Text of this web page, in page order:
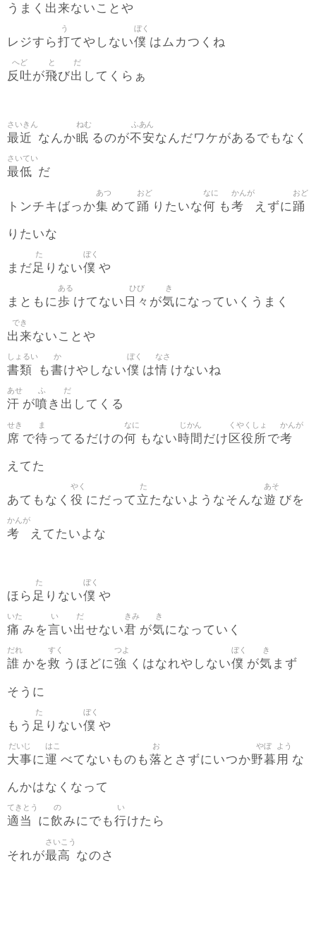
うまく 出来ないことや
レジすら打
う
てやしない僕
ぼく
はムカつくね
反吐
へど
が飛
と
び出
だ
してくらぁ
最近
さいきん
なんか眠
ねむ
るのが不安
ふあん
なんだワケがあるでもなく
最低
さいてい
だ
トンチキばっか集
あつ
めて 踊
おど
りたいな何
なに
も考
かんが
えずに踊
おど
りたいな
まだ足
た
りない僕
ぼく
や
まともに歩
ある
けてない 日々
ひび
が気
き
になっていくうまく
出来
でき
ないことや
書類
しょるい
も書
か
けやしない僕
ぼく
は情
なさ
けないね
汗
あせ
が噴
ふ
き 出
だ
してくる
席
せき
で待
ま
ってるだけの何
なに
もない時間
じかん
だけ 区役所
くやくしょ
で考
かんが
えてた
あてもなく 役
やく
にだって 立
た
たないようなそんな遊
あそ
びを
考
かんが
えてたいよな
ほら 足
た
りない僕
ぼく
や
痛
いた
みを言
い
い出
だ
せない君
きみ
が気
き
になっていく
誰
だれ
かを救
すく
うほどに強
つよ
くはなれやしない僕
ぼく
が気
き
まず
そうに
もう 足
た
りない僕
ぼく
や
大事
だいじ
に運
はこ
べてないものも落
お
とさずにいつか野暮
やぼ
用
よう
な
んかはなくなって
適当
てきとう
に飲
の
みにでも行
い
けたら
それが最高
さいこう
なのさ